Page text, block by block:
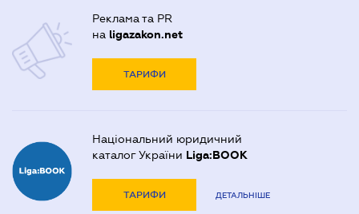
Реклама та PR
на ligazakon.net
ТАРИФИ
Національний юридичний
каталог України Liga:BOOK
ТАРИФИ ДЕТАЛЬНІШЕ